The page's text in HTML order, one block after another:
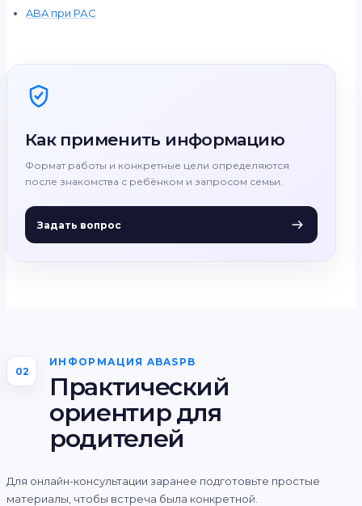
ABA при РАС
Как применить информацию
Формат работы и конкретные цели определяются
после знакомства с ребёнком и запросом семьи.
Задать вопрос
02
ИНФОРМАЦИЯ ABASPB
Практический
ориентир для
родителей
Для онлайн-консультации заранее подготовьте простые
материалы, чтобы встреча была конкретной.